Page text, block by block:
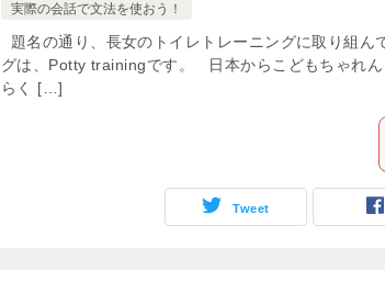
実際の会話で文法を使おう！
題名の通り、長女のトイレトレーニングに取り組
グは、Potty trainingです。 日本からこどもちゃれん
らく […]
Tweet